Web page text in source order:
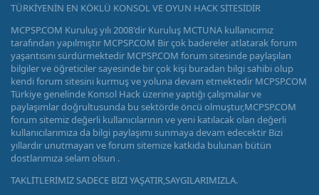
TÜRKİYENİN EN KÖKLÜ KONSOL VE OYUN HACK SİTESİDİR
MCPSP.COM Kuruluş yılı 2008'dir Kuruluş MCTUNA kullanıcımız
tarafından yapılmıştır MCPSP.COM Bir çok badereler atlatarak forum
yaşantısını sürdürmektedir MCPSP.COM forum sitesinde paylaşılan
bilgiler ve öğreticiler sayesinde bir çok kişi buradan bilgi sahibi olup
kendi forum sitesini kurmuş ve yoluna devam etmektedir MCPSP.COM
Türkiye genelinde Konsol Hack üzerine yaptığı çalışmalar ve
paylaşımlar doğrultusunda bu sektörde öncü olmuştur,MCPSP.COM
forum sitemiz değerli kullanıcılarının ve yeni katılacak olan değerli
kullanıcılarımıza da bilgi paylaşımı sunmaya devam edecektir Bizi
yıllardır unutmayan ve forum sitemize katkıda bulunan bütün
dostlarımıza selam olsun .
TAKLİTLERİMİZ SADECE BİZİ YAŞATIR,SAYGILARIMIZLA.